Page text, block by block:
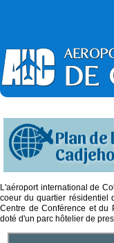
Plan
L'aéroport international de
coeur du quartier résidentiel
Centre de Conférence et du
doté d'un parc hôtelier de